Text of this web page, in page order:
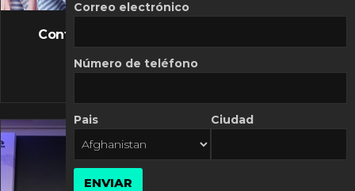
FLASH NEWS
Controversia de Mercado Libre por costos
10 MARZO, 2026
Correo electrónico
Número de teléfono
Pais Ciudad
ENVIAR